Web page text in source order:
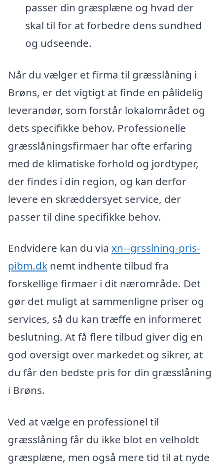
passer din græsplæne og hvad der
skal til for at forbedre dens sundhed
og udseende.
Når du vælger et firma til græsslåning i
Brøns, er det vigtigt at finde en pålidelig
leverandør, som forstår lokalområdet og
dets specifikke behov. Professionelle
græsslåningsfirmaer har ofte erfaring
med de klimatiske forhold og jordtyper,
der findes i din region, og kan derfor
levere en skræddersyet service, der
passer til dine specifikke behov.
Endvidere kan du via xn--grsslning-pris-
pibm.dk nemt indhente tilbud fra
forskellige firmaer i dit nærområde. Det
gør det muligt at sammenligne priser og
services, så du kan træffe en informeret
beslutning. At få flere tilbud giver dig en
god oversigt over markedet og sikrer, at
du får den bedste pris for din græsslåning
i Brøns.
Ved at vælge en professionel til
græsslåning får du ikke blot en velholdt
græsplæne, men også mere tid til at nyde